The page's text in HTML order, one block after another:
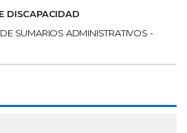
DISCAPACIDAD
SUMARIOS ADMINISTRATIVOS -